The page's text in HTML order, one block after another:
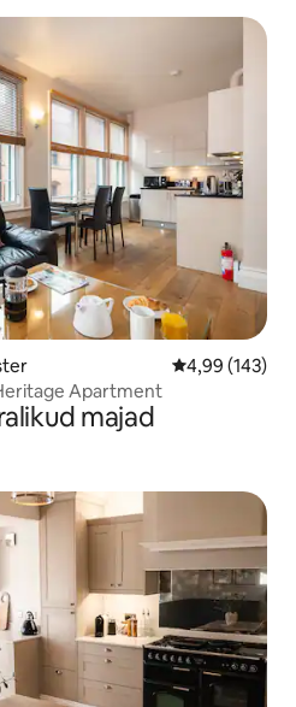
Keskmine
4,99 (143)
Apartment
majad